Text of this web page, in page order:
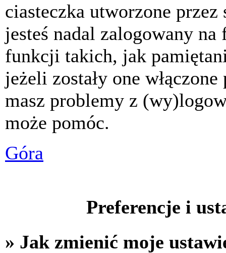
ciasteczka utworzone
jesteś nadal zalogowany
funkcji takich, jak
jeżeli zostały one
masz problemy z
może pomóc.
Góra
Preferencje i
» Jak zmienić moje